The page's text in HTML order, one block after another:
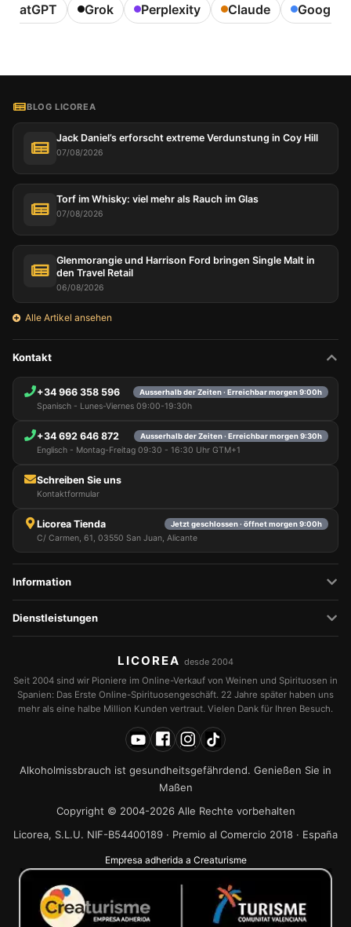
ChatGPT Grok Perplexity Claude Google
BLOG LICOREA
Jack Daniel’s erforscht extreme Verdunstung in Coy Hill
07/08/2026
Torf im Whisky: viel mehr als Rauch im Glas
07/08/2026
Glenmorangie und Harrison Ford bringen Single Malt in
den Travel Retail
06/08/2026
Alle Artikel ansehen
Kontakt
+34 966 358 596 Ausserhalb der Zeiten · Erreichbar morgen 9:00h
Spanisch - Lunes-Viernes 09:00-19:30h
+34 692 646 872 Ausserhalb der Zeiten · Erreichbar morgen 9:30h
Englisch - Montag-Freitag 09:30 - 16:30 Uhr GTM+1
Schreiben Sie uns
Kontaktformular
Licorea Tienda Jetzt geschlossen · öffnet morgen 9:00h
C/ Carmen, 61, 03550 San Juan, Alicante
Information
Dienstleistungen
LICOREA desde 2004
Seit 2004 sind wir Pioniere im Online-Verkauf von Weinen und Spirituosen in
Spanien: Das Erste Online-Spirituosengeschäft. 22 Jahre später haben uns
mehr als eine halbe Million Kunden vertraut. Vielen Dank für Ihren Besuch.
Alkoholmissbrauch ist gesundheitsgefährdend. Genießen Sie in
Maßen
Copyright © 2004-2026 Alle Rechte vorbehalten
Licorea, S.L.U. NIF-B54400189 · Premio al Comercio 2018 · España
Empresa adherida a Creaturisme